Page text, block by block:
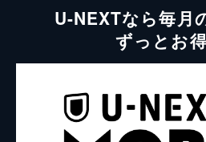
U-NEXTなら毎月
ずっとお